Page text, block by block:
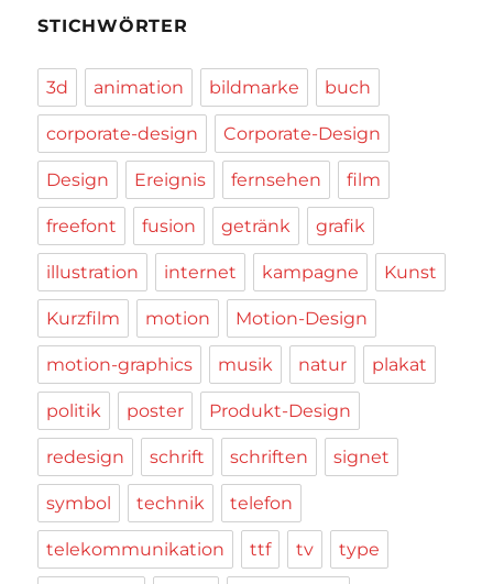
STICHWÖRTER
3d animation bildmarke buch
corporate-design Corporate-Design
Design Ereignis fernsehen film
freefont fusion getränk grafik
illustration internet kampagne Kunst
Kurzfilm motion Motion-Design
motion-graphics musik natur plakat
politik poster Produkt-Design
redesign schrift schriften signet
symbol technik telefon
telekommunikation ttf tv type